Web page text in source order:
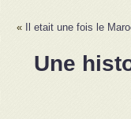
Il etait une fois le
»
Une